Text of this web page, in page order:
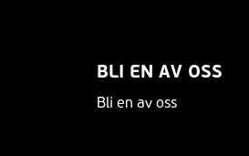
BLI EN AV OSS
Bli en av oss